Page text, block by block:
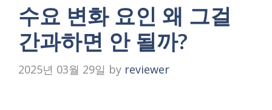
수요 변화 요인 왜 그걸
간과하면 안 될까?
2025년 03월 29일 by reviewer